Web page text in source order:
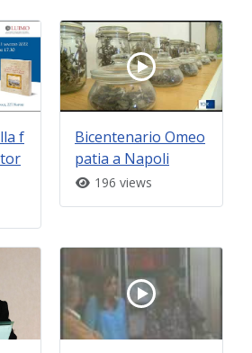
f
Bicentenario Omeo
patia a Napoli
196 views